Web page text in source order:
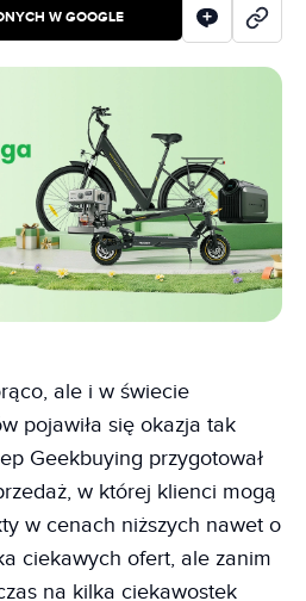
W GOOGLE
ale i w świecie
pojawiła się okazja tak
Geekbuying przygotował
w której klienci mogą
w cenach niższych nawet o
ciekawych ofert, ale zanim
na kilka ciekawostek